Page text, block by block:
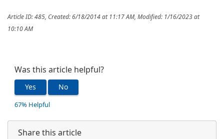
Article ID: 485, Created: 6/18/2014 at 11:17 AM, Modified: 1/16/2023 at
10:10 AM
Was this article helpful?
Yes No
67% Helpful
Share this article